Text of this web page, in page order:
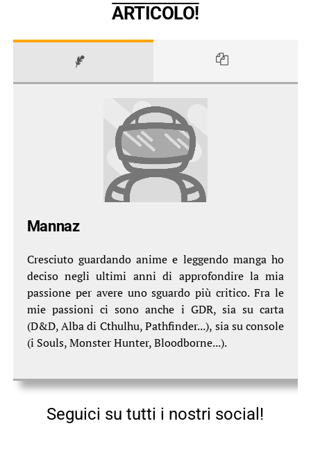
ARTICOLO!
Mannaz
Cresciuto guardando anime e leggendo manga ho
deciso negli ultimi anni di approfondire la mia
passione per avere uno sguardo più critico. Fra le
mie passioni ci sono anche i GDR, sia su carta
(D&D, Alba di Cthulhu, Pathfinder...), sia su console
(i Souls, Monster Hunter, Bloodborne...).
Seguici su tutti i nostri social!